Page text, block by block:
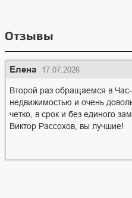
Отзывы
Елена 17.07.2026
Второй раз обращаемся в
недвижимостью и очень
четко, в срок и без единого
Виктор Рассохов, вы лучшие!